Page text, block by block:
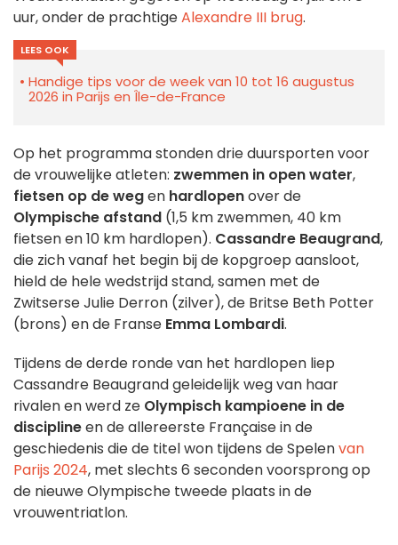
uur, onder de prachtigeAlexandre III brug.
LEES OOK
Handige tips voor de week van 10 tot 16 augustus
2026 in Parijs en Île-de-France
Op het programma stonden drie duursporten voor
de vrouwelijke atleten: zwemmen in open water,
fietsen op de wegen hardlopenover de
Olympische afstand (1,5 km zwemmen, 40 km
fietsen en 10 km hardlopen). Cassandre Beaugrand,
die zich vanaf het begin bij de kopgroep aansloot,
hield de hele wedstrijd stand, samen met de
Zwitserse Julie Derron (zilver), de Britse Beth Potter
(brons) en de Franse Emma Lombardi.
Tijdens de derde ronde van het hardlopen liep
Cassandre Beaugrand geleidelijk weg van haar
rivalen en werd ze Olympisch kampioene in de
disciplineen de allereerste Française in de
geschiedenis die de titel won tijdens de Spelenvan
Parijs 2024, met slechts 6 seconden voorsprong op
de nieuwe Olympische tweede plaats in de
vrouwentriatlon.